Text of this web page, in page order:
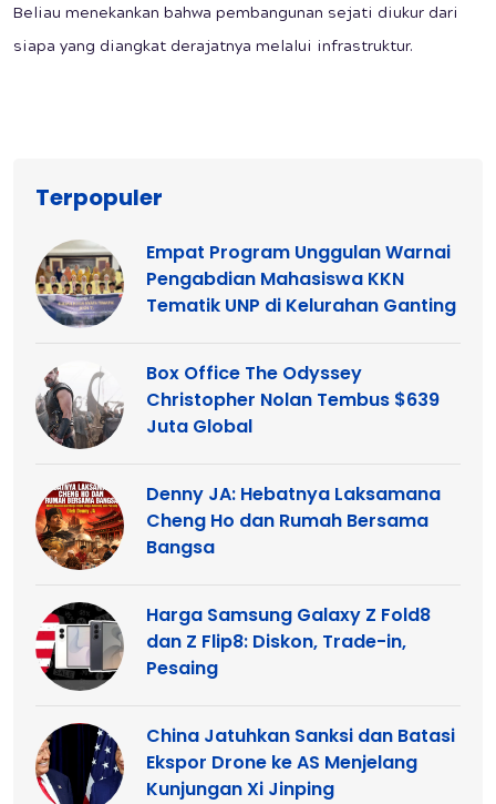
Beliau menekankan bahwa pembangunan sejati diukur dari
siapa yang diangkat derajatnya melalui infrastruktur.
Terpopuler
Empat Program Unggulan Warnai
Pengabdian Mahasiswa KKN
Tematik UNP di Kelurahan Ganting
Box Office The Odyssey
Christopher Nolan Tembus $639
Juta Global
Denny JA: Hebatnya Laksamana
Cheng Ho dan Rumah Bersama
Bangsa
Harga Samsung Galaxy Z Fold8
dan Z Flip8: Diskon, Trade-in,
Pesaing
China Jatuhkan Sanksi dan Batasi
Ekspor Drone ke AS Menjelang
Kunjungan Xi Jinping